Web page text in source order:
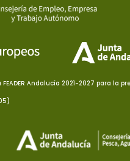
Andalucía 2021-2027 para la